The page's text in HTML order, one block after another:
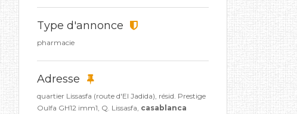
Type d'annonce
pharmacie
Adresse
quartier Lissasfa (route d'El Jadida), résid. Prestige
Oulfa GH12 imm1, Q. Lissasfa, casablanca